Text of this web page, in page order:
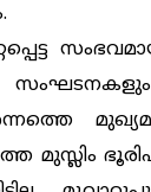
അന്നത്തെ
മുസ്ലിം